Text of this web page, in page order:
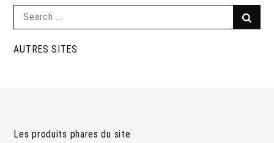
Search
AUTRES SITES
Les produits phares du site